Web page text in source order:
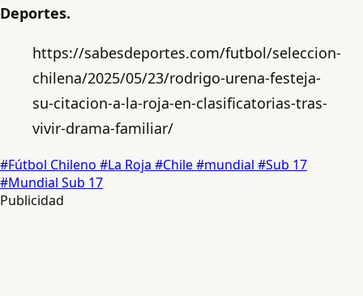
Deportes.
https://sabesdeportes.com/futbol/seleccion-
chilena/2025/05/23/rodrigo-urena-festeja-
su-citacion-a-la-roja-en-clasificatorias-tras-
vivir-drama-familiar/
#Fútbol Chileno #La Roja #Chile#mundial #Sub 17
#Mundial Sub 17
Publicidad